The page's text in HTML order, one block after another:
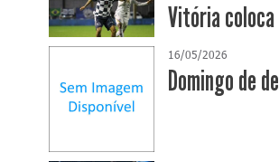
Vitória coloca
16/05/2026
Domingo de